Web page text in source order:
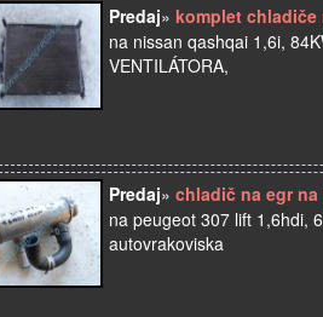
Predaj» komplet chladiče
na nissan qashqai 1,6i,
VENTILÁTORA,
Predaj» chladič na egr na
na peugeot 307 lift 1,6hdi,
autovrakoviska